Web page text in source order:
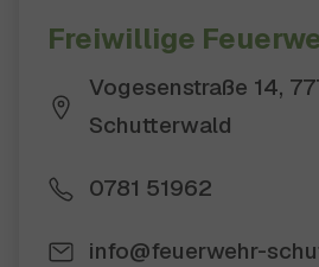
Freiwillige
Vogesenstraße 14,
Schutterwald
0781 51962
info@feuerwehr-